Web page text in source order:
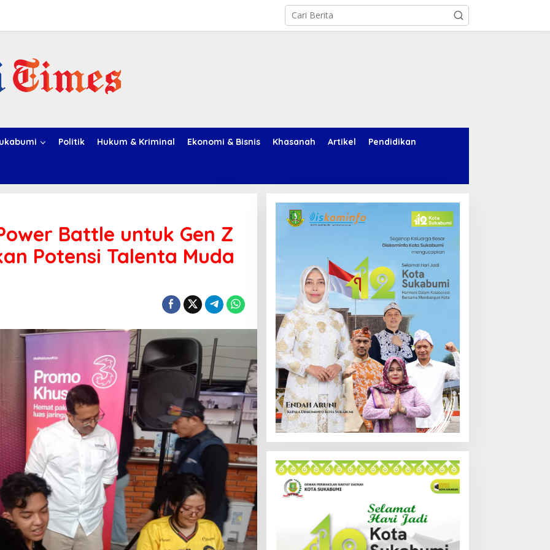
Politik Hukum & Kriminal Ekonomi & Bisnis Khasanah Artikel Pendidikan
Battle untuk Gen Z
Potensi Talenta Muda